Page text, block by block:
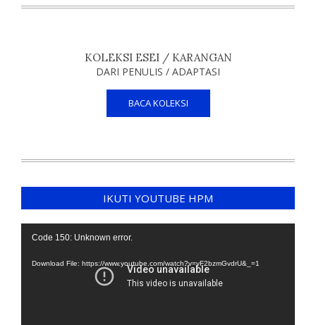
KOLEKSI ESEI / KARANGAN
DARI PENULIS / ADAPTASI
BACA KOLEKSI
IKUTI YOUTUBE HPM
Video
Code 150: Unknown error.
Download File: https://www.youtube.com/watch?v=yF2bzmGvdrU&_=1